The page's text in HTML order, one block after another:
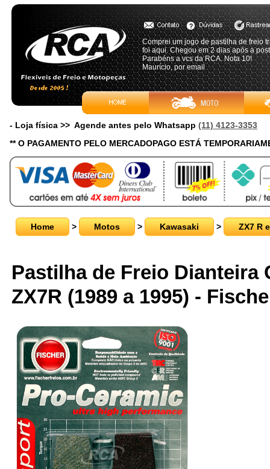
Comprei um jogo de pastilha de freio
foi aqui. Chegou em 2 dias após a
Parabéns a vcs da RCA. Nota 10!
Maurício, por email
- Loja física >> Agende antes pelo Whatsapp (11) 4123-3353
** O PAGAMENTO PELO MERCADOPAGO ESTÁ
Home > Motos > Kawasaki > ZX7 R
Pastilha de Freio Dianteira
ZX7R (1989 a 1995) -